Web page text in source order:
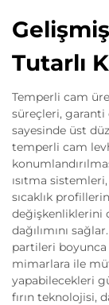
Tutarlı
Temperli cam
süreçleri,
sayesinde üst
temperli cam
ısıtma
sıcaklık
değişkenliklerini
dağılımını
partileri boyunca
mimarlara ile
yapabilecekleri
fırın teknolojisi,